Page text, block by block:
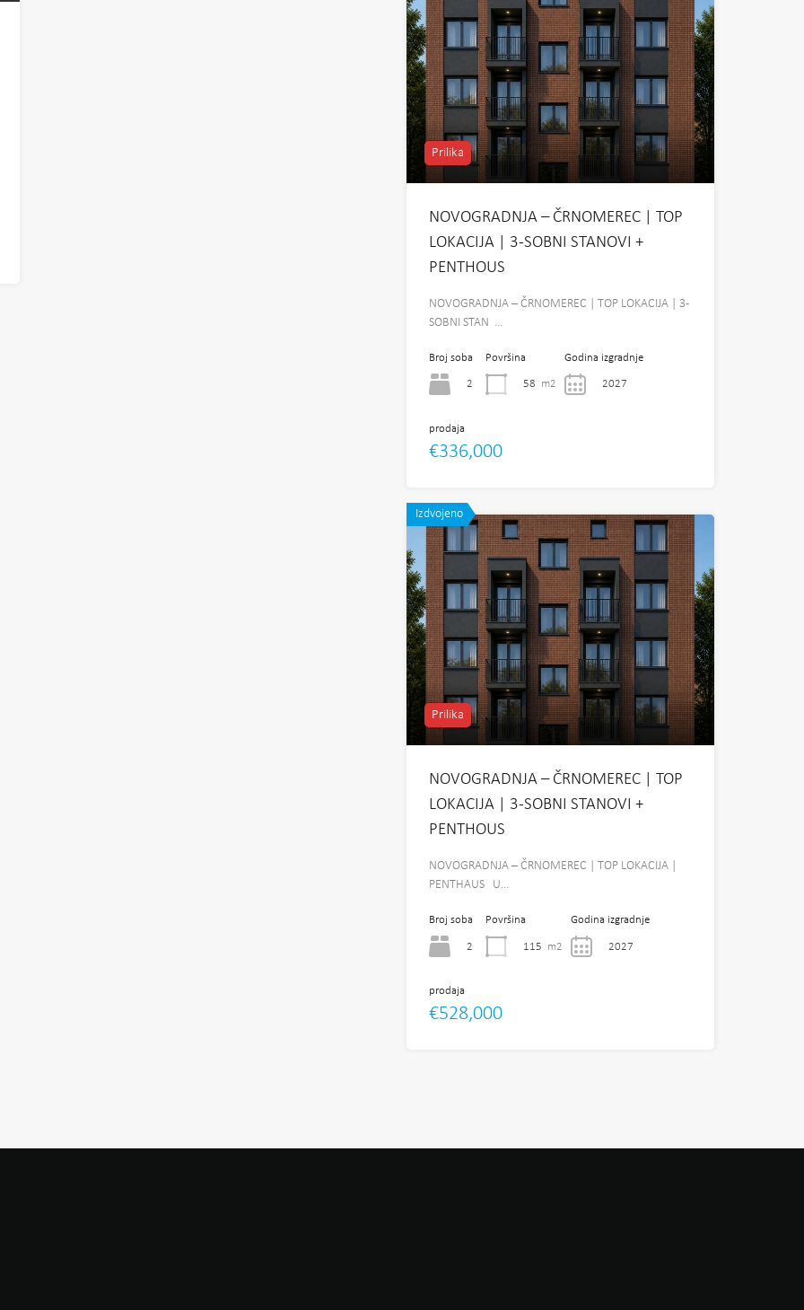
Prilika
NOVOGRADNJA – ČRNOMEREC | TOP
LOKACIJA | 3-SOBNI STANOVI +
PENTHOUS
NOVOGRADNJA – ČRNOMEREC | TOP LOKACIJA | 3-
SOBNI STAN …
Broj soba
2
Površina
58 m2
Godina izgradnje
2027
prodaja
€336,000
Izdvojeno
Prilika
NOVOGRADNJA – ČRNOMEREC | TOP
LOKACIJA | 3-SOBNI STANOVI +
PENTHOUS
NOVOGRADNJA – ČRNOMEREC | TOP LOKACIJA |
PENTHAUS U…
Broj soba
2
Površina
115 m2
Godina izgradnje
2027
prodaja
€528,000